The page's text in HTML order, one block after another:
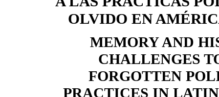
OLVIDO EN
MEMORY AND
CHALLENGES
FORGOTTEN
PRACTICES IN